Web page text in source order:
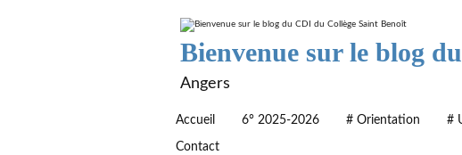
Bienvenue sur le blog
Angers
Accueil 6° 2025-2026 # Orientation #
Contact